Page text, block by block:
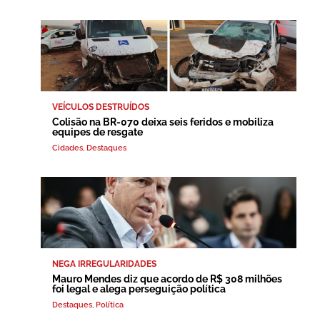
VEÍCULOS DESTRUÍDOS
Colisão na BR-070 deixa seis feridos e mobiliza
equipes de resgate
Cidades, Destaques
NEGA IRREGULARIDADES
Mauro Mendes diz que acordo de R$ 308 milhões
foi legal e alega perseguição política
Destaques, Política